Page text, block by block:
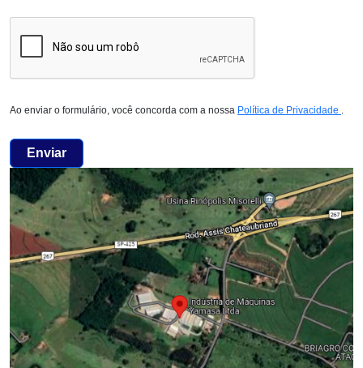
Ao enviar o formulário, você concorda com a nossa Política de Privacidade .
Enviar